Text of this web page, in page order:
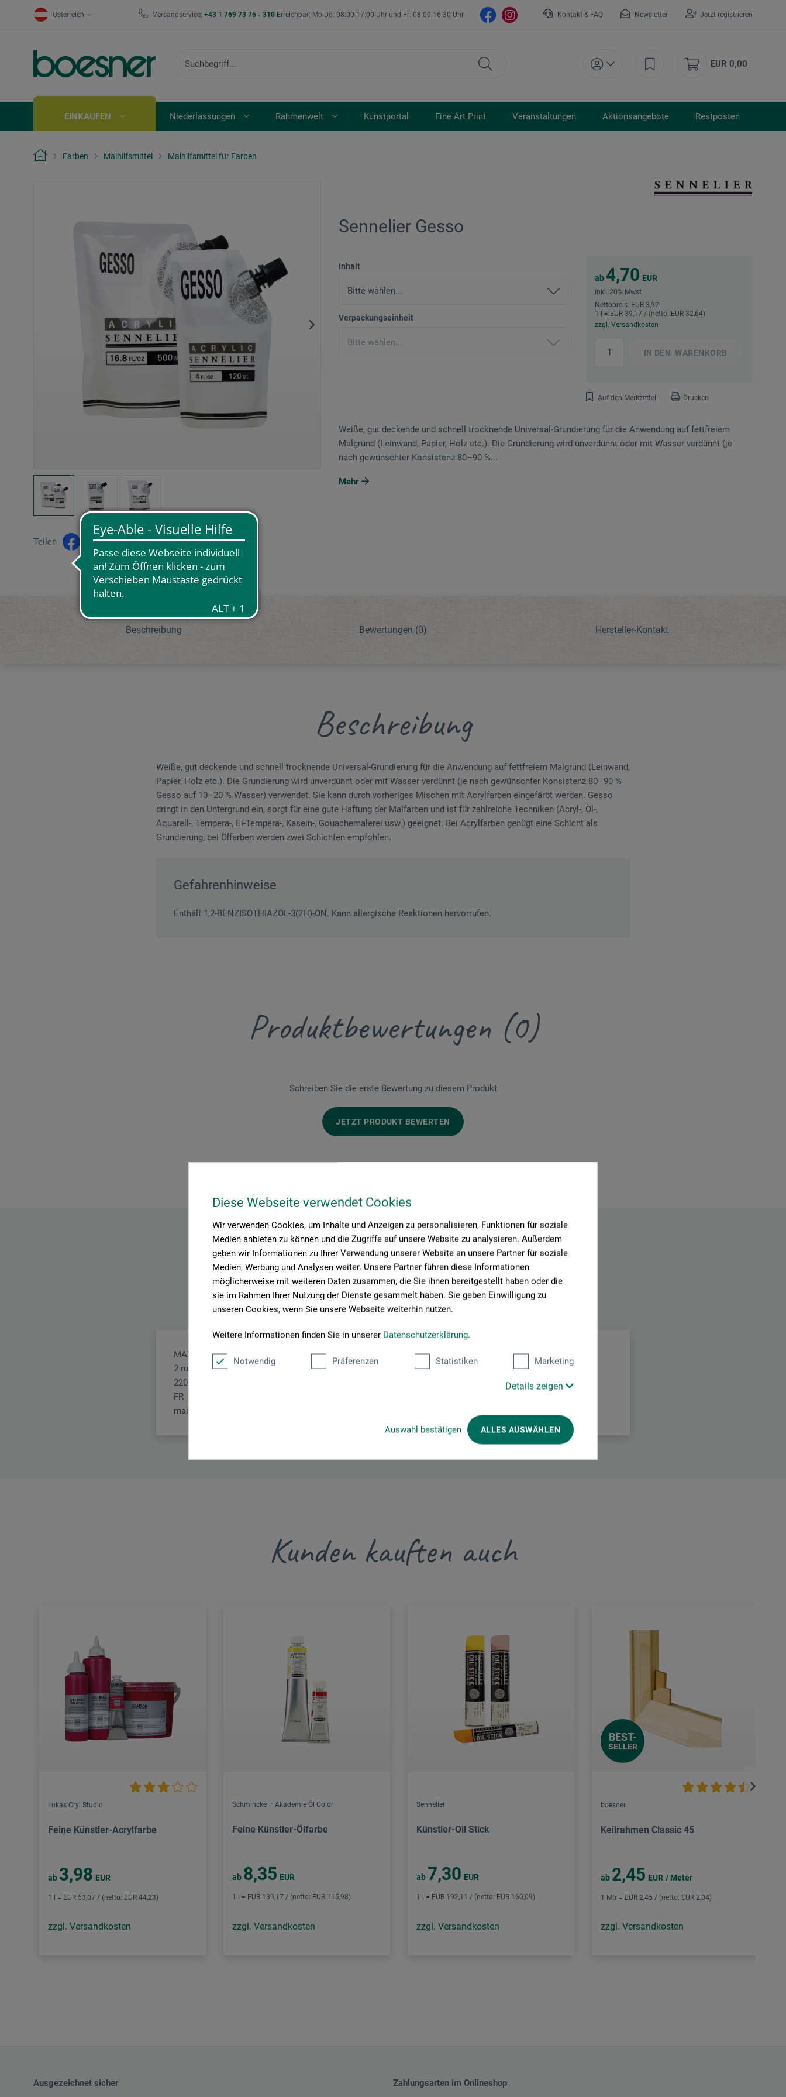
Diese Webseite verwendet Cookies
Wir verwenden Cookies, um Inhalte und Anzeigen zu personalisieren, Funktionen für soziale
Medien anbieten zu können und die Zugriffe auf unsere Website zu analysieren. Außerdem
geben wir Informationen zu Ihrer Verwendung unserer Website an unsere Partner für soziale
Medien, Werbung und Analysen weiter. Unsere Partner führen diese Informationen
möglicherweise mit weiteren Daten zusammen, die Sie ihnen bereitgestellt haben oder die
sie im Rahmen Ihrer Nutzung der Dienste gesammelt haben. Sie geben Einwilligung zu
unseren Cookies, wenn Sie unsere Webseite weiterhin nutzen.
Weitere Informationen finden Sie in unserer Datenschutzerklärung.
Notwendig Präferenzen Statistiken Marketing
Details zeigen
Auswahl bestätigen ALLES AUSWÄHLEN
Österreich Versandservice: +43 1 769 73 76 - 310 Erreichbar: Mo-Do: 08:00-17:00 Uhr und Fr: 08:00-16:30 Uhr Kontakt & FAQ Newsletter Jetzt registrieren
EUR 0,00
EINKAUFEN Niederlassungen Rahmenwelt Kunstportal Fine Art Print Veranstaltungen Aktionsangebote Restposten
Farben Malhilfsmittel Malhilfsmittel für Farben
Sennelier Gesso
Inhalt
Verpackungseinheit
ab 4,70 EUR
inkl. 20% Mwst
Nettopreis: EUR 3,92
1 l = EUR 39,17 / (netto: EUR 32,64)
zzgl. Versandkosten
IN DEN WARENKORB
Auf den Merkzettel Drucken
Teilen
Weiße, gut deckende und schnell trocknende Universal-Grundierung für die Anwendung auf fettfreiem
Malgrund (Leinwand, Papier, Holz etc.). Die Grundierung wird unverdünnt oder mit Wasser verdünnt (je
nach gewünschter Konsistenz 80–90 %...
Mehr
Beschreibung Bewertungen (0) Hersteller-Kontakt
Beschreibung
Weiße, gut deckende und schnell trocknende Universal-Grundierung für die Anwendung auf fettfreiem Malgrund (Leinwand,
Papier, Holz etc.). Die Grundierung wird unverdünnt oder mit Wasser verdünnt (je nach gewünschter Konsistenz 80–90 %
Gesso auf 10–20 % Wasser) verwendet. Sie kann durch vorheriges Mischen mit Acrylfarben eingefärbt werden. Gesso
dringt in den Untergrund ein, sorgt für eine gute Haftung der Malfarben und ist für zahlreiche Techniken (Acryl-, Öl-,
Aquarell-, Tempera-, Ei-Tempera-, Kasein-, Gouachemalerei usw.) geeignet. Bei Acrylfarben genügt eine Schicht als
Grundierung, bei Ölfarben werden zwei Schichten empfohlen.
Gefahrenhinweise
Enthält 1,2-BENZISOTHIAZOL-3(2H)-ON. Kann allergische Reaktionen hervorrufen.
Produktbewertungen (0)
Schreiben Sie die erste Bewertung zu diesem Produkt
JETZT PRODUKT BEWERTEN
Hersteller-Kontakt
Hier finden Sie die Kontaktdaten des Herstellers zu diesem Produkt.
MAX SAUER SAS
2 rue Lamarck
22000 Saint-Brieuc
FR
mail@raphael.fr
Kunden kauften auch
Lukas Cryl Studio
Feine Künstler-Acrylfarbe
ab 3,98 EUR
1 l = EUR 53,07 / (netto: EUR 44,23)
zzgl. Versandkosten
Schmincke – Akademie Öl Color
Feine Künstler-Ölfarbe
ab 8,35 EUR
1 l = EUR 139,17 / (netto: EUR 115,98)
zzgl. Versandkosten
Sennelier
Künstler-Oil Stick
ab 7,30 EUR
1 l = EUR 192,11 / (netto: EUR 160,09)
zzgl. Versandkosten
BEST-
SELLER
boesner
Keilrahmen Classic 45
ab 2,45 EUR / Meter
1 Mtr = EUR 2,45 / (netto: EUR 2,04)
zzgl. Versandkosten
Ausgezeichnet sicher Zahlungsarten im Onlineshop